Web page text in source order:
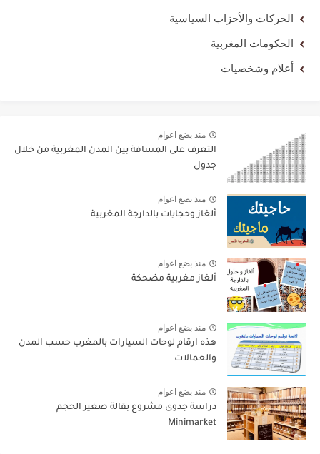
الحركات والأحزاب السياسية
الحكومات المغربية
أعلام وشخصيات
منذ بضع اعوام
التعرف على المسافة بين المدن المغربية من خلال
جدول
منذ بضع اعوام
ألغاز وحجايات بالدارجة المغربية
منذ بضع اعوام
ألغاز مغربية مضحكة
منذ بضع اعوام
هذه ارقام لوحات السيارات بالمغرب حسب المدن
والعمالات
منذ بضع اعوام
دراسة جدوى مشروع بقالة صغير الحجم
Minimarket